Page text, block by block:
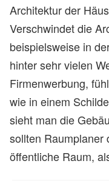
Architektur der
Verschwindet die
beispielsweise in
hinter sehr vielen
Firmenwerbung,
wie in einem
sieht man die
sollten Raumplaner
öffentliche Raum,